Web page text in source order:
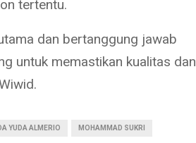
tertentu.
dan bertanggung jawab
untuk memastikan kualitas dan
YUDA ALMERIO MOHAMMAD SUKRI